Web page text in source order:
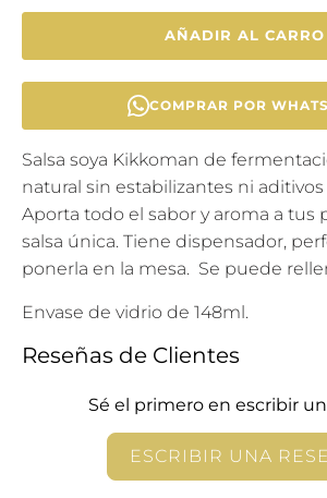
AÑADIR AL CARRO
COMPRAR POR
Salsa soya Kikkoman de
natural sin estabilizantes ni
Aporta todo el sabor y aroma a tus
salsa única. Tiene dispensador,
ponerla en la mesa. Se puede
Envase de vidrio de 148ml.
Reseñas de Clientes
Sé el primero en escribir
ESCRIBIR UNA